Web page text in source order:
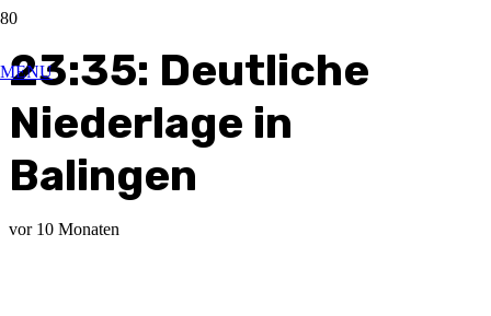
MENU
23:35: Deutliche
Niederlage in
Balingen
vor 10 Monaten